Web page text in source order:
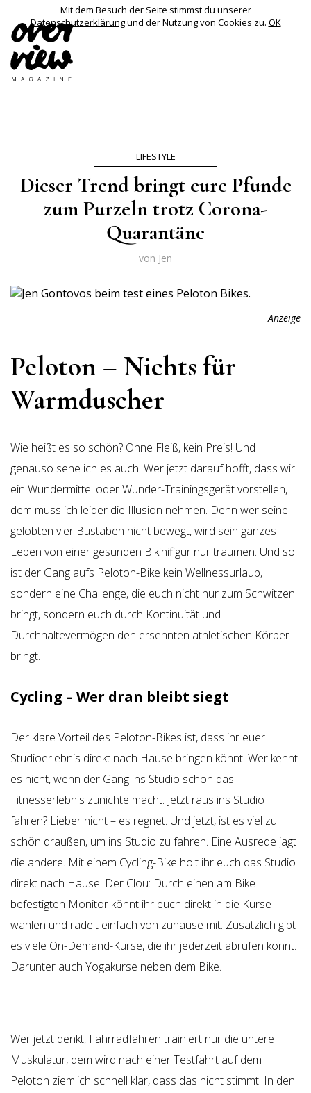
Mit dem Besuch der Seite stimmst du unserer
Datenschutzerklärungund der Nutzung von Cookies zu. OK
LIFESTYLE
Dieser Trend bringt eure Pfunde
zum Purzeln trotz Corona-
Quarantäne
von Jen
Anzeige
Peloton – Nichts für
Warmduscher
Wie heißt es so schön? Ohne Fleiß, kein Preis! Und
genauso sehe ich es auch. Wer jetzt darauf hofft, dass wir
ein Wundermittel oder Wunder-Trainingsgerät vorstellen,
dem muss ich leider die Illusion nehmen. Denn wer seine
gelobten vier Bustaben nicht bewegt, wird sein ganzes
Leben von einer gesunden Bikinifigur nur träumen. Und so
ist der Gang aufs Peloton-Bike kein Wellnessurlaub,
sondern eine Challenge, die euch nicht nur zum Schwitzen
bringt, sondern euch durch Kontinuität und
Durchhaltevermögen den ersehnten athletischen Körper
bringt.
Cycling – Wer dran bleibt siegt
Der klare Vorteil des Peloton-Bikes ist, dass ihr euer
Studioerlebnis direkt nach Hause bringen könnt. Wer kennt
es nicht, wenn der Gang ins Studio schon das
Fitnesserlebnis zunichte macht. Jetzt raus ins Studio
fahren? Lieber nicht – es regnet. Und jetzt, ist es viel zu
schön draußen, um ins Studio zu fahren. Eine Ausrede jagt
die andere. Mit einem Cycling-Bike holt ihr euch das Studio
direkt nach Hause. Der Clou: Durch einen am Bike
befestigten Monitor könnt ihr euch direkt in die Kurse
wählen und radelt einfach von zuhause mit. Zusätzlich gibt
es viele On-Demand-Kurse, die ihr jederzeit abrufen könnt.
Darunter auch Yogakurse neben dem Bike.
Wer jetzt denkt, Fahrradfahren trainiert nur die untere
Muskulatur, dem wird nach einer Testfahrt auf dem
Peloton ziemlich schnell klar, dass das nicht stimmt. In den